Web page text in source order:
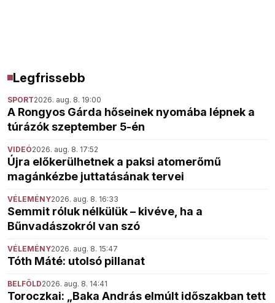
Legfrissebb
SPORT2026. aug. 8. 19:00
A Rongyos Gárda hőseinek nyomába lépnek a
túrázók szeptember 5-én
VIDEÓ2026. aug. 8. 17:52
Újra előkerülhetnek a paksi atomerőmű
magánkézbe juttatásának tervei
VÉLEMÉNY2026. aug. 8. 16:33
Semmit róluk nélkülük – kivéve, ha a
Bűnvadászokról van szó
VÉLEMÉNY2026. aug. 8. 15:47
Tóth Máté: utolsó pillanat
BELFÖLD2026. aug. 8. 14:41
Toroczkai: „Baka András elmúlt időszakban tett